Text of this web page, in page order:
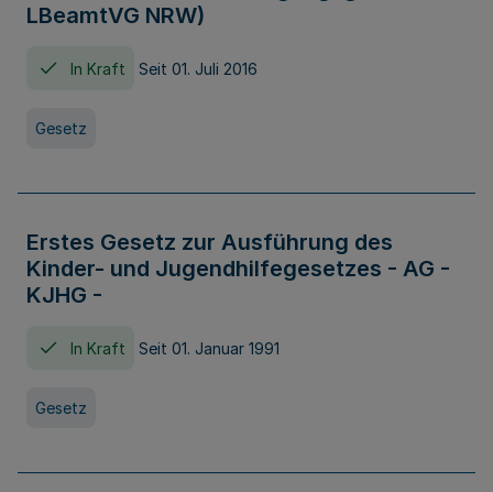
LBeamtVG NRW)
In Kraft Seit 01. Juli 2016
Gesetz
Erstes Gesetz zur Ausführung des
Kinder- und Jugendhilfegesetzes - AG -
KJHG -
In Kraft Seit 01. Januar 1991
Gesetz